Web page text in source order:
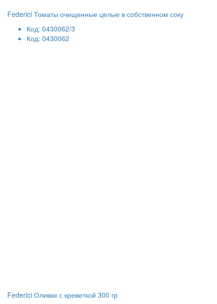
Federici Томаты очищенные целые в собственном соку
Код: 0430062/3
Код: 0430062
Federici Оливки с креветкой 300 гр